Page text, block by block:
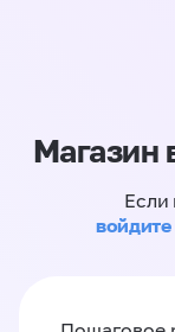
Магазин
Если